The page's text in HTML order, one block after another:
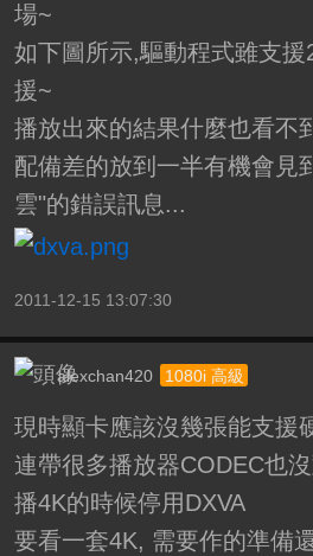
場~
如下圖所示,驅動程式雖支
援~
播放出來的結果什麼也看不
配備差的放到一半有機會見
雲"的錯誤訊息...
2011-12-15 13:07:30
alexchan420 1080i 高級
現時顯卡應該沒幾張能支援
連帶很多播放器CODEC也
播4K的時候停用DXVA
要看一套4K, 需要作的準備